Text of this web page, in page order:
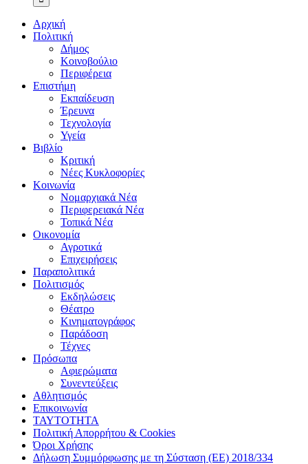
Αρχική
Πολιτική
Δήμος
Κοινοβούλιο
Περιφέρεια
Επιστήμη
Εκπαίδευση
Έρευνα
Τεχνολογία
Υγεία
Βιβλίο
Κριτική
Νέες Κυκλοφορίες
Κοινωνία
Νομαρχιακά Νέα
Περιφερειακά Νέα
Τοπικά Νέα
Οικονομία
Αγροτικά
Επιχειρήσεις
Παραπολιτικά
Πολιτισμός
Εκδηλώσεις
Θέατρο
Κινηματογράφος
Παράδοση
Τέχνες
Πρόσωπα
Αφιερώματα
Συνεντεύξεις
Αθλητισμός
Επικοινωνία
ΤΑΥΤΟΤΗΤΑ
Πολιτική Απορρήτου & Cookies
Όροι Χρήσης
Δήλωση Συμμόρφωσης με τη Σύσταση (ΕΕ) 2018/334